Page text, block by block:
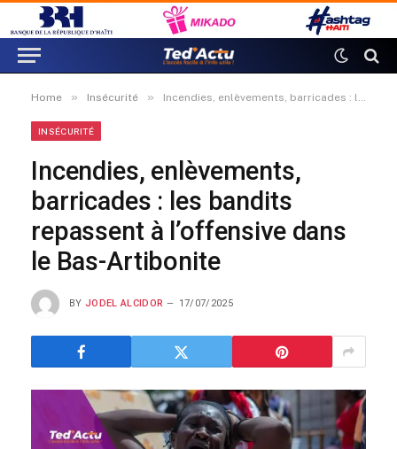
Home » Insécurité » Incendies, enlèvements, barricades : les bandits repassent à l’offensive dans le Bas-Artibonite
INSÉCURITÉ
Incendies, enlèvements,
barricades : les bandits
repassent à l’offensive dans
le Bas-Artibonite
BY JODEL ALCIDOR 17/07/2025